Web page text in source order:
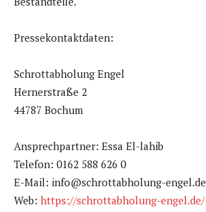
Pressekontaktdaten:
Schrottabholung Engel
Hernerstraße 2
44787 Bochum
Ansprechpartner: Essa El-lahib
Telefon: 0162 588 626 0
E-Mail: info@schrottabholung-engel.de
Web: https://schrottabholung-engel.de/